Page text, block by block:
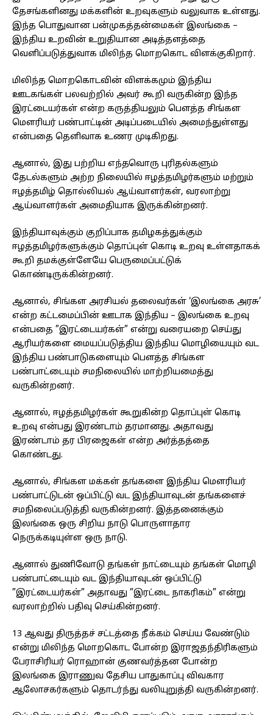
தேசங்களினது மக்களின் உறவுகளும் வலுவாக உள்ளது.
இந்த பொதுவான பன்முகத்தன்மைகள் இலங்கை –
இந்திய உறவின் உறுதியான அடித்தளத்தை
வெளிப்படுத்துவாக மிலிந்த மொறகொட விளக்குகிறார்.
மிலிந்த மொறகொடவின் விளக்கமும் இந்திய
ஊடகங்கள் பலவற்றில் அவர் கூறி வருகின்ற இந்த
இரட்டையர்கள் என்ற கருத்தியலும் பௌத்த சிங்கள
மௌரியர் பண்பாட்டின் அடிப்படையில் அமைந்துள்ளது
என்பதை தெளிவாக உணர முடிகிறது.
ஆனால், இது பற்றிய எந்தவொரு புரிதல்களும்
தேடல்களும் அற்ற நிலையில் ஈழத்தமிழர்களும் மற்றும்
ஈழத்தமிழ் தொல்லியல் ஆய்வாளர்கள், வரலாற்று
ஆய்வாளர்கள் அமைதியாக இருக்கின்றனர்.
இந்தியாவுக்கும் குறிப்பாக தமிழகத்துக்கும்
ஈழத்தமிழர்களுக்கும் தொப்புள் கொடி உறவு உள்ளதாகக்
கூறி தமக்குள்ளேயே பெருமைப்பட்டுக்
கொண்டிருக்கின்றனர்.
ஆனால், சிங்கள அரசியல் தலைவர்கள் ‘இலங்கை அரசு’
என்ற கட்டமைப்பின் ஊடாக இந்திய – இலங்கை உறவு
என்பதை ”இரட்டையர்கள்” என்று வரையறை செய்து
ஆரியர்களை மையப்படுத்திய இந்திய மொழியையும் வட
இந்திய பண்பாடுகளையும் பௌத்த சிங்கள
பண்பாட்டையும் சமநிலையில் மாற்றியமைத்து
வருகின்றனர்.
ஆனால், ஈழத்தமிழர்கள் கூறுகின்ற தொப்புள் கொடி
உறவு என்பது இரண்டாம் தரமானது. அதாவது
இரண்டாம் தர பிரஜைகள் என்ற அர்த்தத்தை
கொண்டது.
ஆனால், சிங்கள மக்கள் தங்களை இந்திய மௌரியர்
பண்பாட்டுடன் ஒப்பிட்டு வட இந்தியாவுடன் தங்களைச்
சமநிலைப்படுத்தி வருகின்றனர். இத்தனைக்கும்
இலங்கை ஒரு சிறிய நாடு பொருளாதார
நெருக்கடியுள்ள ஒரு நாடு.
ஆனால் துணிவோடு தங்கள் நாட்டையும் தங்கள் மொழி
பண்பாட்டையும் வட இந்தியாவுடன் ஒப்பிட்டு
”இரட்டையர்கள்” அதாவது ”இரட்டை நாகரிகம்” என்று
வரலாற்றில் பதிவு செய்கின்றனர்.
13 ஆவது திருத்தச் சட்டத்தை நீக்கம் செய்ய வேண்டும்
என்று மிலிந்த மொறகொட போன்ற இராஜதந்திரிகளும்
பேராசிரியர் ரொஹான் குணவர்த்தன போன்ற
இலங்கை இராணுவ தேசிய பாதுகாப்பு விவகார
ஆலோசகர்களும் தொடர்ந்து வலியுறுத்தி வருகின்றனர்.